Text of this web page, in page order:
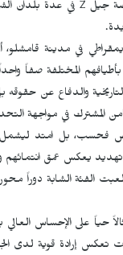
جيلZ في عدة بلدان
في مدينة
المختلفة صفاً
والدفاع عن حقوقه
المشترك في مواجهة
فحسب، بل امتد ليشمل
يعكس عمق انتمائهم
الفئة الشابة دوراً
على الإحساس العالي
تعكس إرادة قوية لدى